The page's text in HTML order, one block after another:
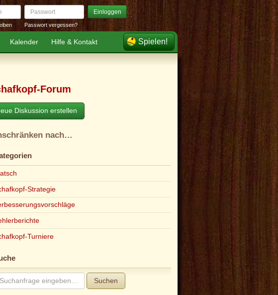
Passwort Einloggen
Passwort vergessen?
Kalender Hilfe & Kontakt Spielen!
Forum
Diskussion erstellen
nach…
Strategie
Turniere
Suchen